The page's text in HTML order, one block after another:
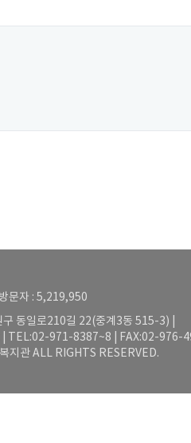
자 : 5,219,950
동일로210길 22(중계3동 515-3) |
| TEL:02-971-8387~8 | FAX:02-976-
지관 ALL RIGHTS RESERVED.